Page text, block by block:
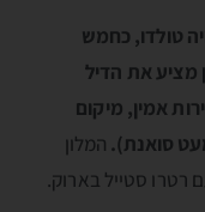
טולדו, כחמש
מציע את הדיל
אמין, מיקום
סואנת). המלון
רטרו סטייל בארוק.